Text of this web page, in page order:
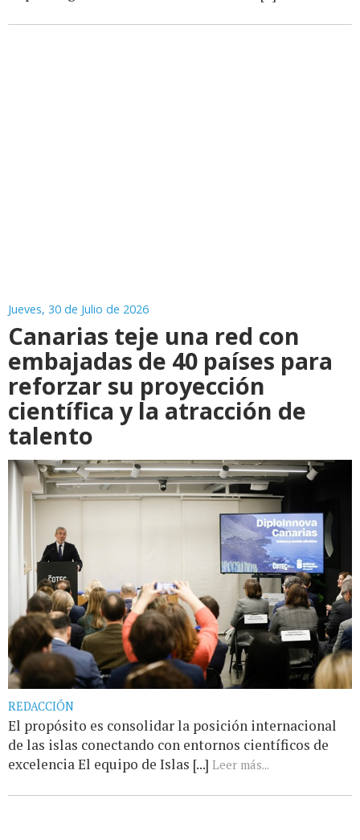
Jueves, 30 de Julio de 2026
Canarias teje una red con
embajadas de 40 países para
reforzar su proyección
científica y la atracción de
talento
REDACCIÓN
El propósito es consolidar la posición internacional
de las islas conectando con entornos científicos de
excelencia El equipo de Islas [...] Leer más...